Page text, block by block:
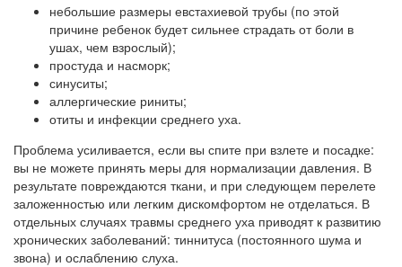
небольшие размеры евстахиевой трубы (по этой
причине ребенок будет сильнее страдать от боли в
ушах, чем взрослый);
простуда и насморк;
синуситы;
аллергические риниты;
отиты и инфекции среднего уха.
Проблема усиливается, если вы спите при взлете и посадке:
вы не можете принять меры для нормализации давления. В
результате повреждаются ткани, и при следующем перелете
заложенностью или легким дискомфортом не отделаться. В
отдельных случаях травмы среднего уха приводят к развитию
хронических заболеваний: тиннитуса (постоянного шума и
звона) и ослаблению слуха.